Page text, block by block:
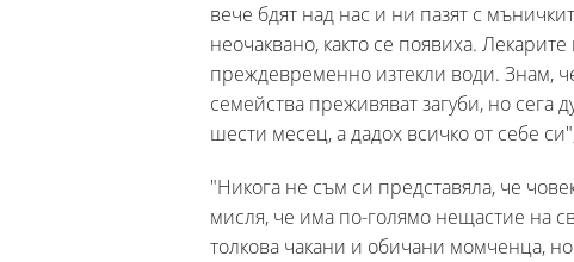
вече бдят над нас и ни пазят с
неочаквано, както се появиха.
преждевременно изтекли води. Знам,
семейства преживяват загуби, но сега
шести месец, а дадох всичко от себе
"Никога не съм си представяла, че
мисля, че има по-голямо нещастие на
толкова чакани и обичани момченца,